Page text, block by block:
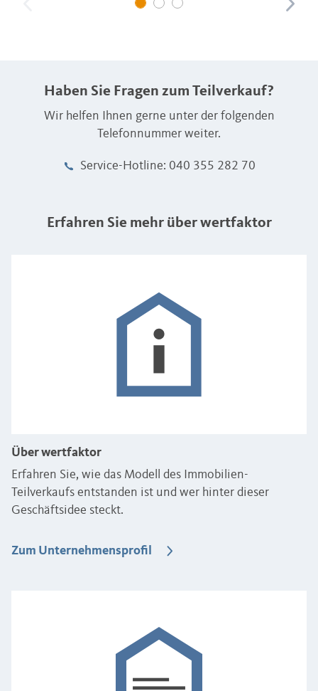
Haben Sie Fragen zum Teilverkauf?
Wir helfen Ihnen gerne unter der folgenden
Telefonnummer weiter.
Service-Hotline: 040 355 282 70
Erfahren Sie mehr über wertfaktor
Über wertfaktor
Erfahren Sie, wie das Modell des Immobilien-
Teilverkaufs entstanden ist und wer hinter dieser
Geschäftsidee steckt.
Zum Unternehmensprofil